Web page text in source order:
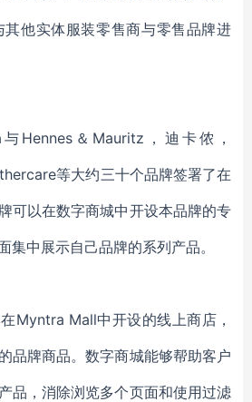
他实体服装零售商与零售品牌进
Hennes＆Mauritz，迪卡侬，
等大约三十个品牌签署了在
可以在数字商城中开设本品牌的专
集中展示自己品牌的系列产品。
Myntra Mall中开设的线上商店，
品牌商品。数字商城能够帮助客户
品， 消除浏览多个页面和使用过滤